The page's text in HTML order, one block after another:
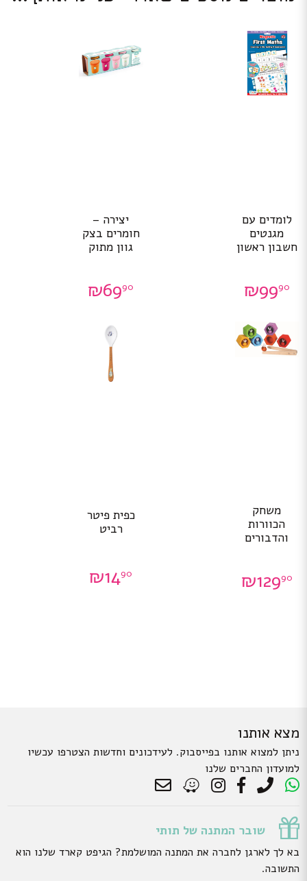
לומדים עם
מגנטים
חשבון ראשון
₪9990
יצירה –
חומרים בצק
גוון מתוק
₪6990
משחק
הכוורות
והדבורים
₪12990
כפית פיטר
רביט
₪1490
מצא אותנו
ניתן למצוא אותנו בפייסבוק. לעידכונים וחדשות הצטרפו עכשיו
למועדון החברים שלנו
שובר המתנה של תותי
בא לך לארגן לחברה את המתנה המושלמת? הגיפט קארד שלנו הוא
התשובה.